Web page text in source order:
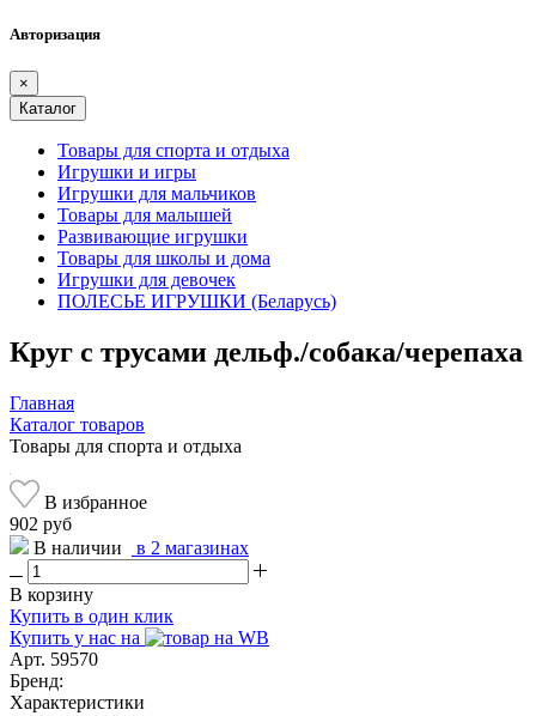
Авторизация
×
Каталог
Товары для спорта и отдыха
Игрушки и игры
Игрушки для мальчиков
Товары для малышей
Развивающие игрушки
Товары для школы и дома
Игрушки для девочек
ПОЛЕСЬЕ ИГРУШКИ (Беларусь)
Круг с трусами дельф./собака/черепаха
Главная
Каталог товаров
Товары для спорта и отдыха
В избранное
902 руб
В наличии
в 2 магазинах
В корзину
Купить в один клик
Купить у нас на
Арт. 59570
Бренд:
Характеристики